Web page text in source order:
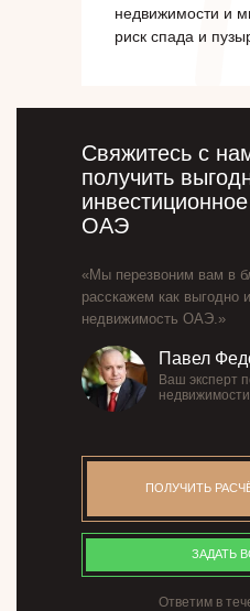
Свяжитесь с
получить
ОАЭ
«Мы перезвоним вам в
расскажем как выгодно
недвижимость ОАЭ.»
Ответим в
Ваш эксперт
Павел
недвижимости и
риск спада и
ЗАДАТЬ
ПОЛУЧИТЬ